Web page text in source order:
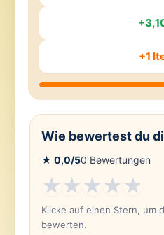
+1
Wie bewertest du
★ 0,0/50 Bewertungen
★★★★★
Klicke auf einen Stern, um
bewerten.